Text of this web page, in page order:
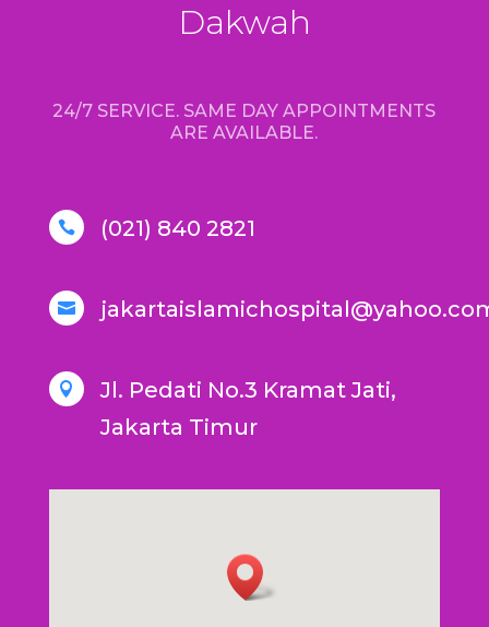
Dakwah
24/7 SERVICE. SAME DAY APPOINTMENTS
ARE AVAILABLE.
 (021) 840 2821


Jl. Pedati No.3 Kramat Jati,
Jakarta Timur